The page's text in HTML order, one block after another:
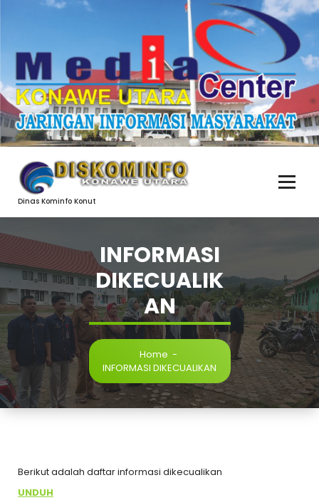
Dinas Kominfo Konut
INFORMASI
DIKECUALIK
AN
Home -
INFORMASI DIKECUALIKAN
Berikut adalah daftar informasi dikecualikan
UNDUH